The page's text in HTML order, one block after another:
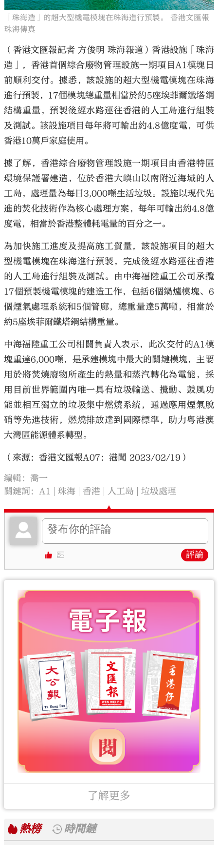
「珠海造」的超大型機電模塊在珠海進行預製。 香港文匯報
珠海傳真
（香港文匯報記者 方俊明 珠海報道）香港設施「珠海
造」，香港首個綜合廢物管理設施一期項目A1模塊日
前順利交付。據悉，該設施的超大型機電模塊在珠海
進行預製，17個模塊總重量相當於約5座埃菲爾鐵塔鋼
結構重量，預製後經水路運往香港的人工島進行組裝
及測試。該設施項目每年將可輸出約4.8億度電，可供
香港10萬戶家庭使用。
據了解，香港綜合廢物管理設施一期項目由香港特區
環境保護署建造，位於香港大嶼山以南附近海域的人
工島，處理量為每日3,000噸生活垃圾。設施以現代先
進的焚化技術作為核心處理方案，每年可輸出約4.8億
度電，相當於香港整體耗電量的百分之一。
為加快施工進度及提高施工質量，該設施項目的超大
型機電模塊在珠海進行預製，完成後經水路運往香港
的人工島進行組裝及測試。由中海福陸重工公司承攬
17個預製機電模塊的建造工作，包括6個鍋爐模塊、6
個煙氣處理系統和5個管廊，總重量達5萬噸，相當於
約5座埃菲爾鐵塔鋼結構重量。
中海福陸重工公司相關負責人表示，此次交付的A1模
塊重達6,000噸，是承建模塊中最大的關鍵模塊，主要
用於將焚燒廢物所產生的熱量和蒸汽轉化為電能，採
用目前世界範圍內唯一具有垃圾輸送、攪動、鼓風功
能並相互獨立的垃圾集中燃燒系統，通過應用煙氣脫
硝等先進技術，燃燒排放達到國際標準，助力粵港澳
大灣區能源體系轉型。
（來源：香港文匯報A07：港聞 2023/02/19）
編輯：喬一
關鍵詞：A1 珠海 香港 人工島 垃圾處理
評論
了解更多
熱榜
時間鏈